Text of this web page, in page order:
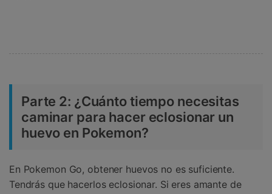
Parte 2: ¿Cuánto tiempo necesitas
caminar para hacer eclosionar un
huevo en Pokemon?
En Pokemon Go, obtener huevos no es suficiente.
Tendrás que hacerlos eclosionar. Si eres amante de